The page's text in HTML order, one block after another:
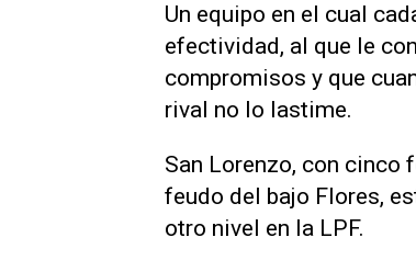
Un equipo en el cual
efectividad, al que le
compromisos y que
rival no lo lastime.
San Lorenzo, con cinco
feudo del bajo Flores,
otro nivel en la LPF.